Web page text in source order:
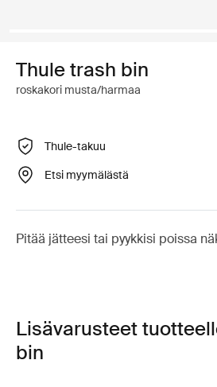
Thule trash bin
roskakori musta/harmaa
Thule-takuu
Etsi myymälästä
Pitää jätteesi tai pyykkisi poissa
Lisävarusteet
bin